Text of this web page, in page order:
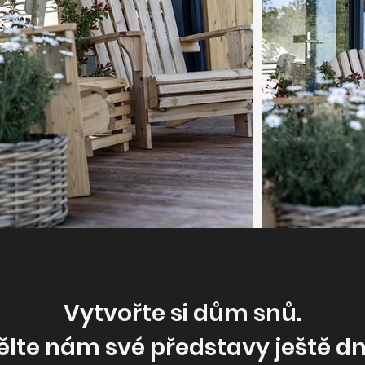
Vytvořte si dům snů.
nám své představy ještě